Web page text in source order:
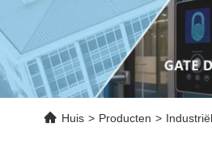
Huis > Producten >